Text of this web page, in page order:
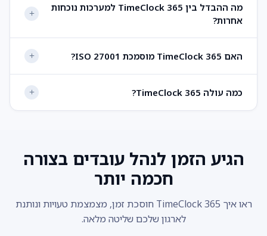
מה ההבדל בין TimeClock 365 למערכות נוכחות
אחרות?
האם TimeClock 365 מוסמכת ISO 27001?
כמה עולה TimeClock 365?
הגיע הזמן לנהל עובדים בצורה
חכמה יותר
ראו איך TimeClock 365 חוסכת זמן, מצמצמת טעויות ונותנת
לארגון שלכם שליטה מלאה.